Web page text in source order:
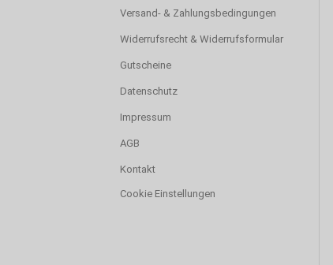
Versand- & Zahlungsbedingungen
Widerrufsrecht & Widerrufsformular
Gutscheine
Datenschutz
Impressum
AGB
Kontakt
Cookie Einstellungen